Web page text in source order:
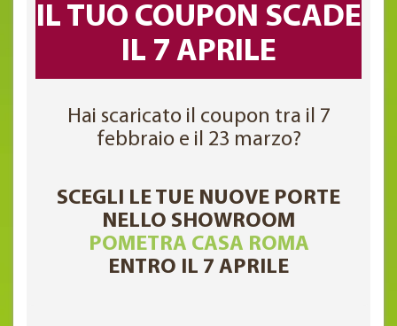
IL TUO COUPON SCADE
IL 7 APRILE
Hai scaricato il coupon tra il 7
febbraio e il 23 marzo?
SCEGLI LE TUE NUOVE PORTE
NELLO SHOWROOM
POMETRA CASA ROMA
ENTRO IL 7 APRILE